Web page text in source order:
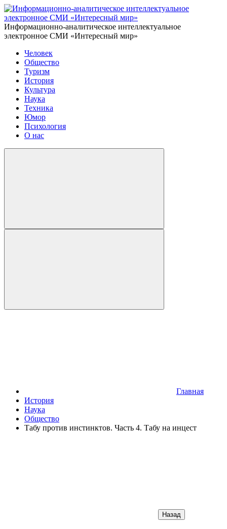
Информационно-аналитическое интеллектуальное
электронное СМИ «Интересный мир»
Человек
Общество
Туризм
История
Культура
Наука
Техника
Юмор
Психология
О нас
Главная
История
Наука
Общество
Табу против инстинктов. Часть 4. Табу на инцест
Назад